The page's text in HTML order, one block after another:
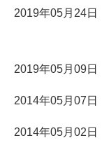
2019年05月24日
2019年05月09日
2014年05月07日
2014年05月02日